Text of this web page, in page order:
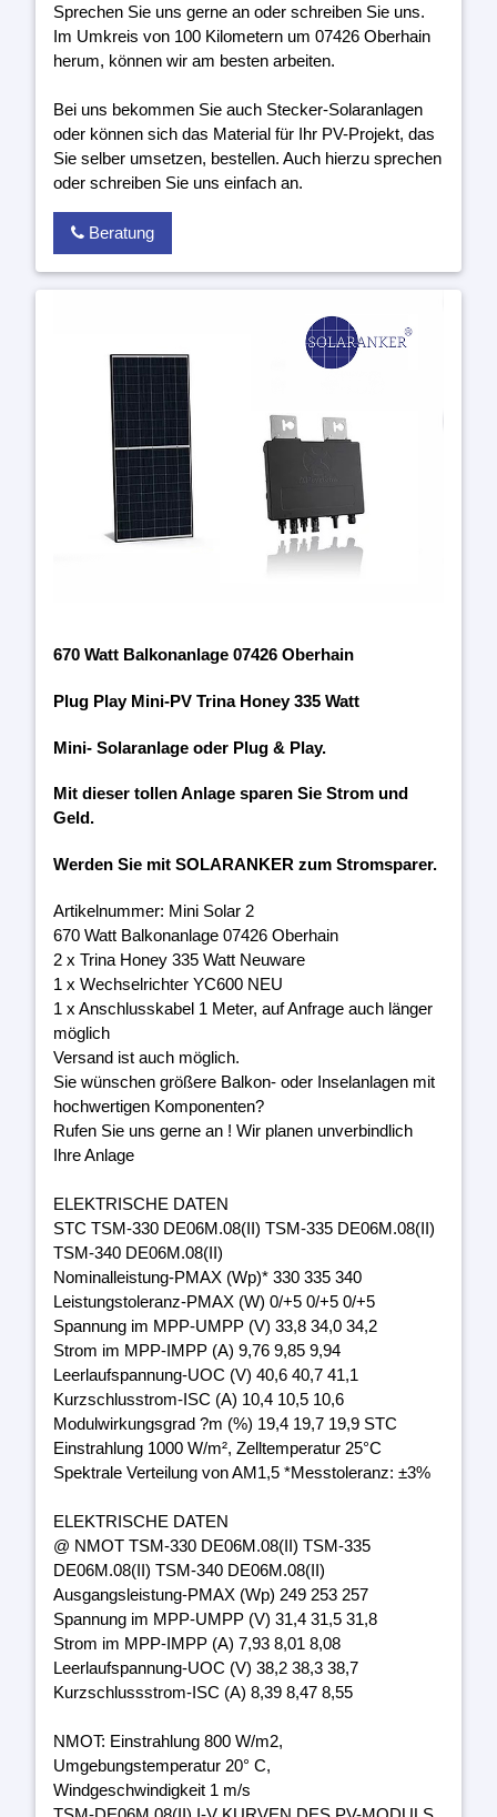
Sprechen Sie uns gerne an oder schreiben Sie uns.
Im Umkreis von 100 Kilometern um 07426 Oberhain
herum, können wir am besten arbeiten.
Bei uns bekommen Sie auch Stecker-Solaranlagen
oder können sich das Material für Ihr PV-Projekt, das
Sie selber umsetzen, bestellen. Auch hierzu sprechen
oder schreiben Sie uns einfach an.
Beratung
670 Watt Balkonanlage 07426 Oberhain
Plug Play Mini-PV Trina Honey 335 Watt
Mini- Solaranlage oder Plug & Play.
Mit dieser tollen Anlage sparen Sie Strom und
Geld.
Werden Sie mit SOLARANKER zum Stromsparer.
Artikelnummer: Mini Solar 2
670 Watt Balkonanlage 07426 Oberhain
2 x Trina Honey 335 Watt Neuware
1 x Wechselrichter YC600 NEU
1 x Anschlusskabel 1 Meter, auf Anfrage auch länger
möglich
Versand ist auch möglich.
Sie wünschen größere Balkon- oder Inselanlagen mit
hochwertigen Komponenten?
Rufen Sie uns gerne an ! Wir planen unverbindlich
Ihre Anlage
ELEKTRISCHE DATEN
STC TSM-330 DE06M.08(II) TSM-335 DE06M.08(II)
TSM-340 DE06M.08(II)
Nominalleistung-PMAX (Wp)* 330 335 340
Leistungstoleranz-PMAX (W) 0/+5 0/+5 0/+5
Spannung im MPP-UMPP (V) 33,8 34,0 34,2
Strom im MPP-IMPP (A) 9,76 9,85 9,94
Leerlaufspannung-UOC (V) 40,6 40,7 41,1
Kurzschlusstrom-ISC (A) 10,4 10,5 10,6
Modulwirkungsgrad ?m (%) 19,4 19,7 19,9 STC
Einstrahlung 1000 W/m², Zelltemperatur 25°C
Spektrale Verteilung von AM1,5 *Messtoleranz: ±3%
ELEKTRISCHE DATEN
@ NMOT TSM-330 DE06M.08(II) TSM-335
DE06M.08(II) TSM-340 DE06M.08(II)
Ausgangsleistung-PMAX (Wp) 249 253 257
Spannung im MPP-UMPP (V) 31,4 31,5 31,8
Strom im MPP-IMPP (A) 7,93 8,01 8,08
Leerlaufspannung-UOC (V) 38,2 38,3 38,7
Kurzschlussstrom-ISC (A) 8,39 8,47 8,55
NMOT: Einstrahlung 800 W/m2,
Umgebungstemperatur 20° C,
Windgeschwindigkeit 1 m/s